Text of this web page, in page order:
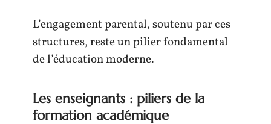
L’engagement parental, soutenu par ces
structures, reste un pilier fondamental
de l’éducation moderne.
Les enseignants : piliers de la
formation académique